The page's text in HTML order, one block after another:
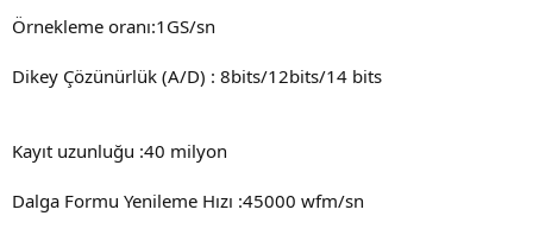
Örnekleme oranı:1GS/sn
Dikey Çözünürlük (A/D) : 8bits/12bits/14 bits
Kayıt uzunluğu :40 milyon
Dalga Formu Yenileme Hızı :45000 wfm/sn